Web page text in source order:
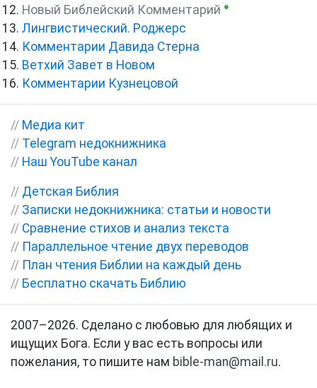
Новый Библейский Комментарий ●
Лингвистический. Роджерс
Комментарии Давида Стерна
Ветхий Завет в Новом
Комментарии Кузнецовой
// Медиа кит
// Telegram недокнижника
// Наш YouTube канал
// Детская Библия
// Записки недокнижника: статьи и новости
// Сравнение стихов и анализ текста
// Параллельное чтение двух переводов
// План чтения Библии на каждый день
// Бесплатно скачать Библию
2007–2026. Сделано с любовью для любящих и
ищущих Бога. Если у вас есть вопросы или
пожелания, то пишите нам bible-man@mail.ru.